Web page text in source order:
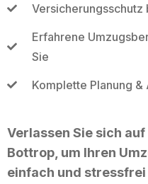
Erfahrene
Sie
Komplette Planung
Verlassen Sie sich
Bottrop, um Ihren
einfach und